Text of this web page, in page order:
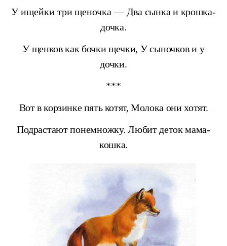
У ищейки три щеночка — Два сынка и крошка-
дочка.
У щенков как бочки щечки, У сыночков и у
дочки.
***
Вот в корзинке пять котят, Молока они хотят.
Подрастают понемножку.Любит деток мама-
кошка.